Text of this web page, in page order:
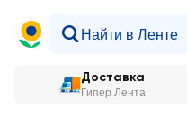
Доставка
Гипер Лента